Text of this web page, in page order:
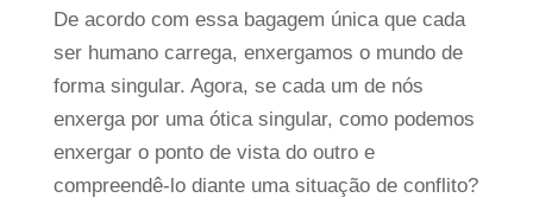
De acordo com essa bagagem única que cada
ser humano carrega, enxergamos o mundo de
forma singular. Agora, se cada um de nós
enxerga por uma ótica singular, como podemos
enxergar o ponto de vista do outro e
compreendê-lo diante uma situação de conflito?